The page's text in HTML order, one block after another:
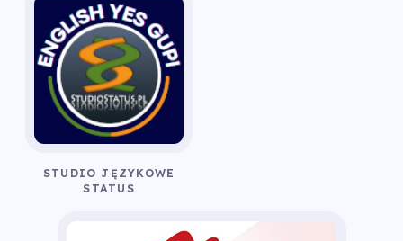
STUDIO JĘZYKOWE
STATUS